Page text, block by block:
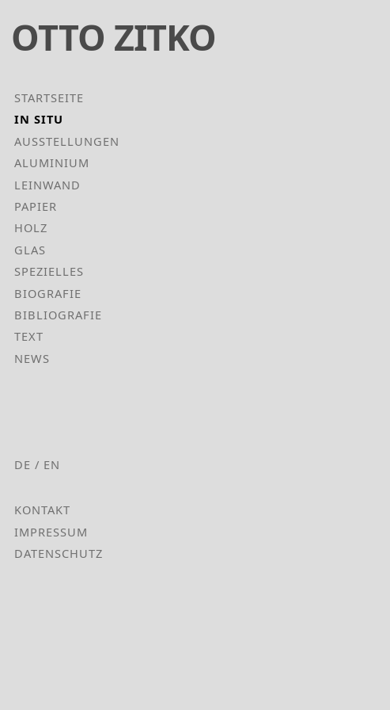
OTTO ZITKO
Hauptnavigation
STARTSEITE
IN SITU
AUSSTELLUNGEN
ALUMINIUM
LEINWAND
PAPIER
HOLZ
GLAS
SPEZIELLES
BIOGRAFIE
BIBLIOGRAFIE
TEXT
NEWS
DE EN
Fußzeilenmenü
KONTAKT
IMPRESSUM
DATENSCHUTZ